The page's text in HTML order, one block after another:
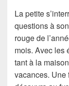
La petite
questions à
rouge de
mois. Avec les
tant à la
vacances. Une